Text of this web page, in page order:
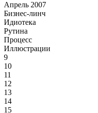
Апрель 2007
Бизнес-линч
Идиотека
Рутина
Процесс
Иллюстрации
9
10
11
12
13
14
15